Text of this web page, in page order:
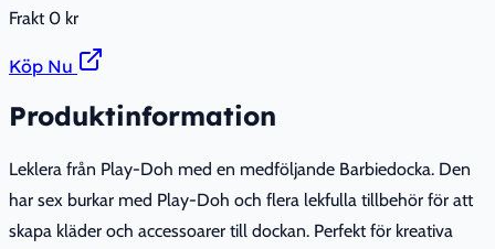
Frakt0 kr
Köp Nu
Produktinformation
Leklera från Play-Doh med en medföljande Barbiedocka. Den
har sex burkar med Play-Doh och flera lekfulla tillbehör för att
skapa kläder och accessoarer till dockan. Perfekt för kreativa